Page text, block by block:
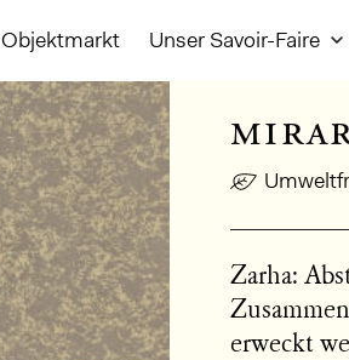
Objektmarkt Unser Savoir-Faire
Zarha:
erweckt